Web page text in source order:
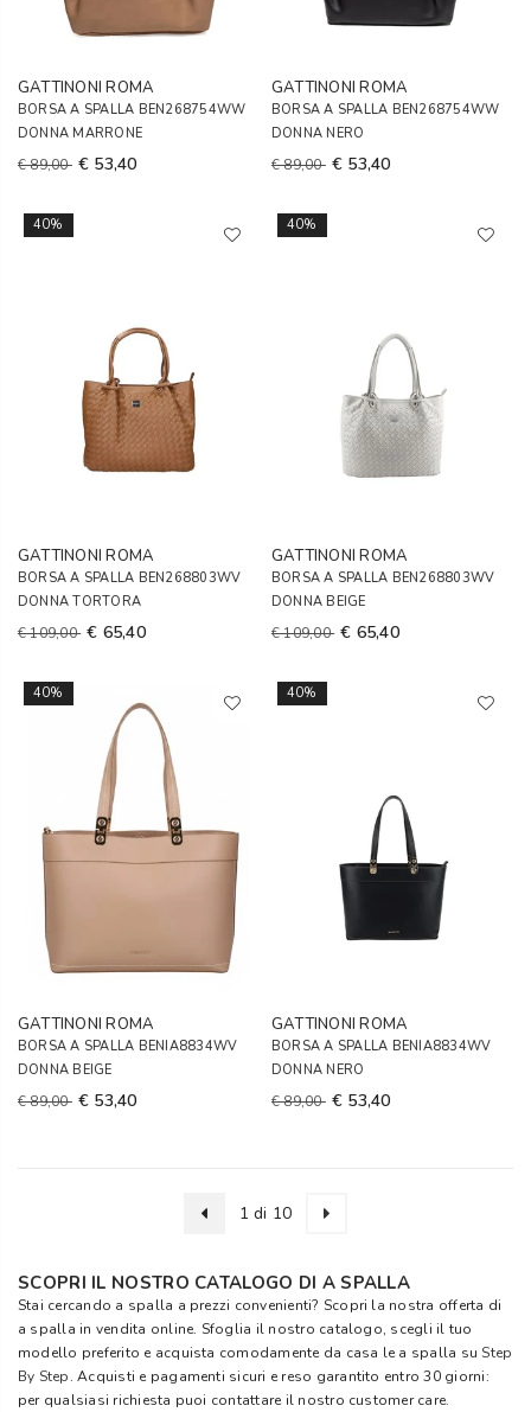
GATTINONI ROMA
BORSA A SPALLA BEN268754WW
DONNA MARRONE
€ 89,00 € 53,40
GATTINONI ROMA
BORSA A SPALLA BEN268754WW
DONNA NERO
€ 89,00 € 53,40
40%
GATTINONI ROMA
BORSA A SPALLA BEN268803WV
DONNA TORTORA
€ 109,00 € 65,40
40%
GATTINONI ROMA
BORSA A SPALLA BEN268803WV
DONNA BEIGE
€ 109,00 € 65,40
40%
GATTINONI ROMA
BORSA A SPALLA BENIA8834WV
DONNA BEIGE
€ 89,00 € 53,40
40%
GATTINONI ROMA
BORSA A SPALLA BENIA8834WV
DONNA NERO
€ 89,00 € 53,40
1 di 10
SCOPRI IL NOSTRO CATALOGO DI A SPALLA
Stai cercando a spalla a prezzi convenienti? Scopri la nostra offerta di
a spalla in vendita online. Sfoglia il nostro catalogo, scegli il tuo
modello preferito e acquista comodamente da casa le a spalla suStep
By Step. Acquisti e pagamenti sicuri e reso garantito entro 30 giorni:
per qualsiasi richiesta puoi contattare il nostro customer care.